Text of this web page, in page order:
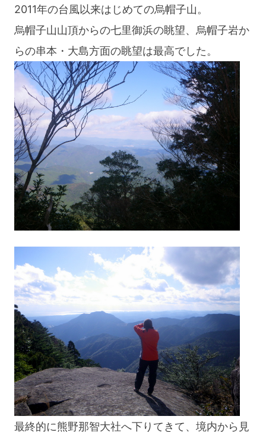
2011年の台風以来はじめての烏帽子山。
烏帽子山山頂からの七里御浜の眺望、烏帽子岩か
らの串本・大島方面の眺望は最高でした。
最終的に熊野那智大社へ下りてきて、境内から見